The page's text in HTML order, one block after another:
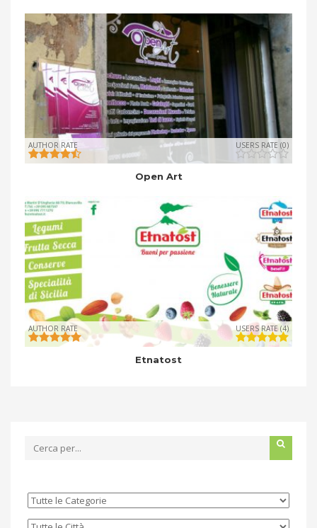
AUTHOR RATE USERS RATE (0)
Open Art
AUTHOR RATE USERS RATE (4)
Etnatost